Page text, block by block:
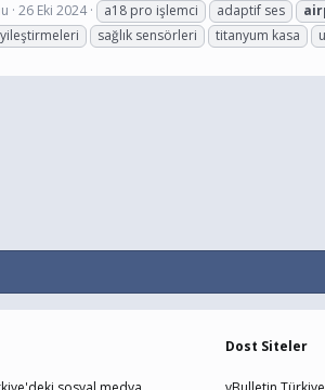
26 Eki 2024 a18 pro işlemci adaptif ses
sağlık sensörleri titanyum kasa
Dost Siteler